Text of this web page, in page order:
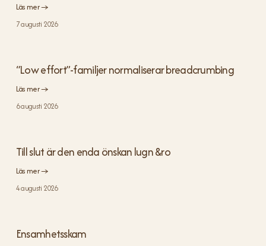
Läs mer →
7 augusti 2026
“Low effort”-familjer normaliserar breadcrumbing
Läs mer →
6 augusti 2026
Till slut är den enda önskan lugn &ro
Läs mer →
4 augusti 2026
Ensamhetsskam